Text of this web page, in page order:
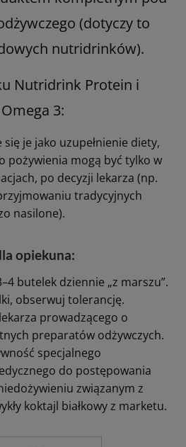
kliniczny. Poniższe
i oparte na
diety: zwykle zaleca się 1–3
dobę (czyli 1–3 nutridrinki),
się pić powoli, najlepiej
nawet do 30–60 min).
między posiłkami lub zamiast
podwieczorku.
podkreśla się, że
kompletnym pod
(dotyczy to
nutridrinków).
Nutridrink Protein i
3: